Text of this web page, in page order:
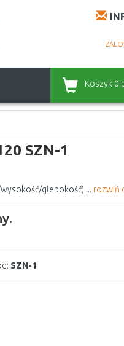
Koszyk 0
SZN-1
głebokość) ... rozwiń
SZN-1